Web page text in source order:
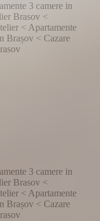
3 camere in
Brasov <
< Apartamente
Brașov < Cazare
3 camere in
Brasov <
< Apartamente
Brașov < Cazare